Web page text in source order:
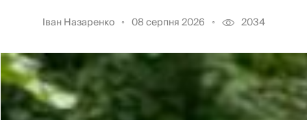
Іван Назаренко 08 серпня 2026 2034